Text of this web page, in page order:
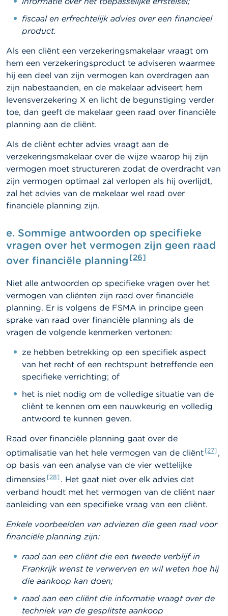
fiscaal en erfrechtelijk advies over een financieel
product.
Als een cliënt een verzekeringsmakelaar vraagt om
hem een verzekeringsproduct te adviseren waarmee
hij een deel van zijn vermogen kan overdragen aan
zijn nabestaanden, en de makelaar adviseert hem
levensverzekering X en licht de begunstiging verder
toe, dan geeft de makelaar geen raad over financiële
planning aan de cliënt.
Als de cliënt echter advies vraagt aan de
verzekeringsmakelaar over de wijze waarop hij zijn
vermogen moet structureren zodat de overdracht van
zijn vermogen optimaal zal verlopen als hij overlijdt,
zal het advies van de makelaar wel raad over
financiële planning zijn.
e. Sommige antwoorden op specifieke
vragen over het vermogen zijn geen raad
over financiële planning [26]
Niet alle antwoorden op specifieke vragen over het
vermogen van cliënten zijn raad over financiële
planning. Er is volgens de FSMA in principe geen
sprake van raad over financiële planning als de
vragen de volgende kenmerken vertonen:
ze hebben betrekking op een specifiek aspect
van het recht of een rechtspunt betreffende een
specifieke verrichting; of
het is niet nodig om de volledige situatie van de
cliënt te kennen om een nauwkeurig en volledig
antwoord te kunnen geven.
Raad over financiële planning gaat over de
optimalisatie van het hele vermogen van de cliënt [27] ,
op basis van een analyse van de vier wettelijke
dimensies [28] . Het gaat niet over elk advies dat
verband houdt met het vermogen van de cliënt naar
aanleiding van een specifieke vraag van een cliënt.
Enkele voorbeelden van adviezen die geen raad voor
financiële planning zijn:
raad aan een cliënt die een tweede verblijf in
Frankrijk wenst te verwerven en wil weten hoe hij
die aankoop kan doen;
raad aan een cliënt die informatie vraagt over de
techniek van de gesplitste aankoop